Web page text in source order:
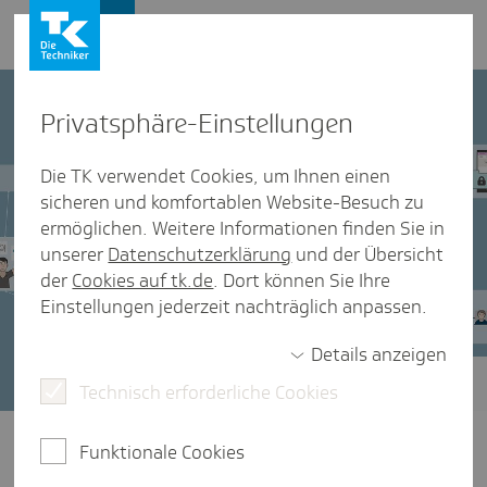
Schneller, effizienter und
TK-Positionen zur Digitalisierung im
Privat­sphäre-Einstel­lungen
Die TK verwendet Cookies, um Ihnen einen
sicheren und komfortablen Website-Besuch zu
ermöglichen. Weitere Informationen finden Sie in
unserer Datenschutzerklärung und der Übersicht
der Cookies auf tk.de. Dort können Sie Ihre
Einstellungen jederzeit nachträglich anpassen.
Details anzeigen
Technisch erforderliche Cookies
Funktionale Cookies